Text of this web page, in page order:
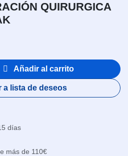
QUIRURGICA
Añadir al carrito
a lista de deseos
días
más de 110€